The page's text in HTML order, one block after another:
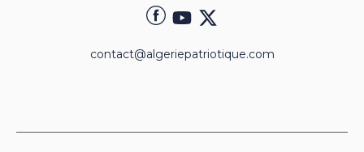
contact@algeriepatriotique.com